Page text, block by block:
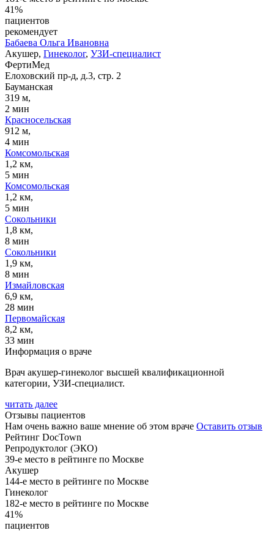
41%
пациентов
рекомендует
Бабаева Ольга Ивановна
Акушер, Гинеколог, УЗИ-специалист
ФертиМед
Елоховский пр-д, д.3, стр. 2
Бауманская
319 м,
2 мин
Красносельская
912 м,
4 мин
Комсомольская
1,2 км,
5 мин
Комсомольская
1,2 км,
5 мин
Сокольники
1,8 км,
8 мин
Сокольники
1,9 км,
8 мин
Измайловская
6,9 км,
28 мин
Первомайская
8,2 км,
33 мин
Информация о враче
Врач акушер-гинеколог высшей квалификационной
категории, УЗИ-специалист.
читать далее
Отзывы пациентов
Нам очень важно ваше мнение об этом враче Оставить отзыв
Рейтинг DocTown
Репродуктолог (ЭКО)
39-е место в рейтинге по Москве
Акушер
144-е место в рейтинге по Москве
Гинеколог
182-е место в рейтинге по Москве
41%
пациентов